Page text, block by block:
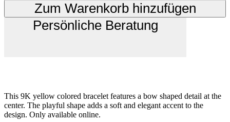
Zum Warenkorb hinzufügen
Persönliche Beratung
This 9K yellow colored bracelet features a bow shaped detail at the
center. The playful shape adds a soft and elegant accent to the
design. Only available online.